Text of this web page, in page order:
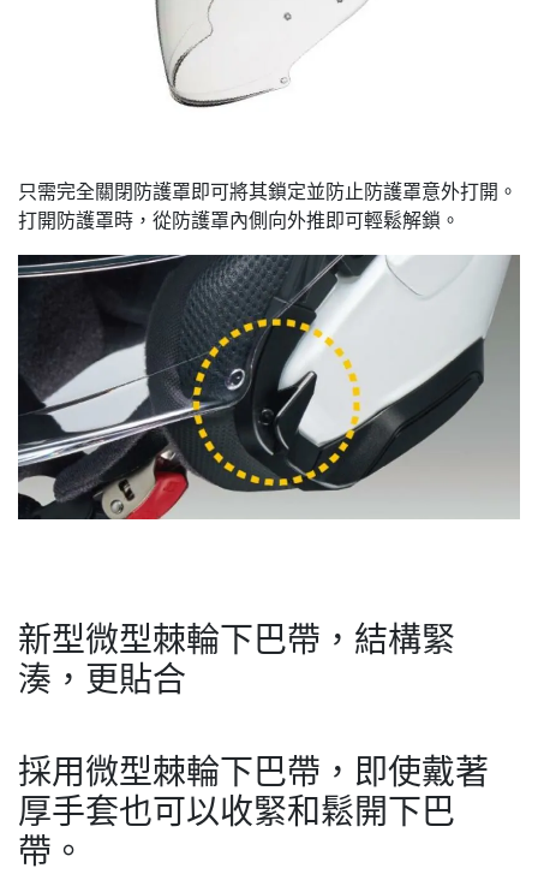
只需完全關閉防護罩即可將其鎖定並防止防護罩意外打開。
打開防護罩時，從防護罩內側向外推即可輕鬆解鎖。
新型微型棘輪下巴帶，結構緊
湊，更貼合
採用微型棘輪下巴帶，即使戴著
厚手套也可以收緊和鬆開下巴
帶。